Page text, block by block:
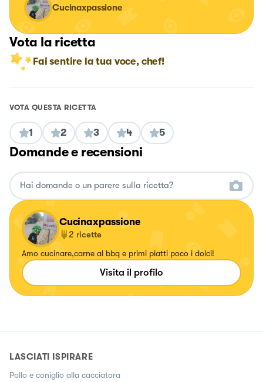
Cucinaxpassione
Vota la ricetta
Fai sentire la tua voce, chef!
VOTA QUESTA RICETTA
1 2 3 4 5
Domande e recensioni
Cucinaxpassione
2 ricette
Amo cucinare,carne al bbq e primi piatti poco i dolci!
Visita il profilo
LASCIATI ISPIRARE
Pollo e coniglio alla cacciatora